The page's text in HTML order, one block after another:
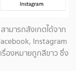
มารถสังเกตได้จาก
Instagram
องหมายถูกสีขาว ซึ่ง